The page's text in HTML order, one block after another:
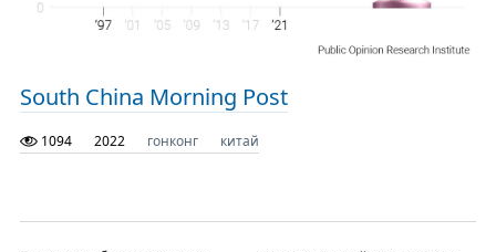
South China Morning Post
1094 2022 гонконг китай